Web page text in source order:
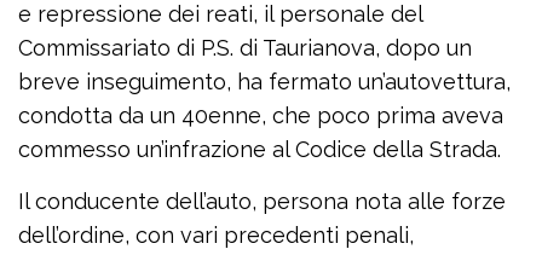
e repressione dei reati, il personale del
Commissariato di P.S. di Taurianova, dopo un
breve inseguimento, ha fermato un’autovettura,
condotta da un 40enne, che poco prima aveva
commesso un’infrazione al Codice della Strada.
Il conducente dell’auto, persona nota alle forze
dell’ordine, con vari precedenti penali,